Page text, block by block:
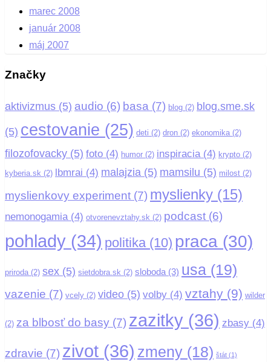
marec 2008
január 2008
máj 2007
Značky
aktivizmus (5) audio (6) basa (7) blog (2) blog.sme.sk
(5) cestovanie (25) deti (2) dron (2) ekonomika (2)
filozofovacky (5) foto (4) humor (2) inspiracia(4) krypto (2)
kyberia.sk (2) lbmrai (4) malajzia (5) mamsilu (5) milost (2)
myslienkovy experiment (7) myslienky (15)
nemonogamia(4) otvorenevztahy.sk (2) podcast (6)
pohlady (34) politika(10) praca (30)
priroda (2) sex (5) sietdobra.sk (2) sloboda (3) usa (19)
vazenie (7) vcely (2) video (5) volby (4) vztahy (9) wilder
(2) za blbosť do basy (7) zazitky (36) zbasy (4)
zdravie (7) zivot (36) zmeny (18) štát (1)